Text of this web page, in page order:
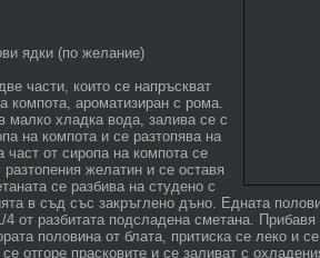
ядки (по желание)
части, които се напръскват
компота, ароматизиран с рома.
малко хладка вода, залива се с
на компота и се разтопява на
част от сиропа на компота се
разтопения желатин и се оставя
се разбива на студено с
в съд със закръглено дъно. Едната
от разбитата подсладена сметана. Прибавя
половина от блата, притиска се леко и
отгоре прасковите и се заливат с